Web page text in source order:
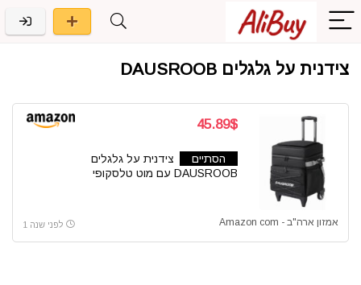
צידנית על גלגלים DAUSROOB
45.89$
הסתיים
צידנית על גלגלים
DAUSROOB עם מוט טלסקופי
אמזון ארה"ב - Amazon com לפני שנה 1